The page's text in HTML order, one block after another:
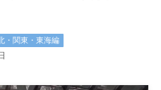
・関東・東海編